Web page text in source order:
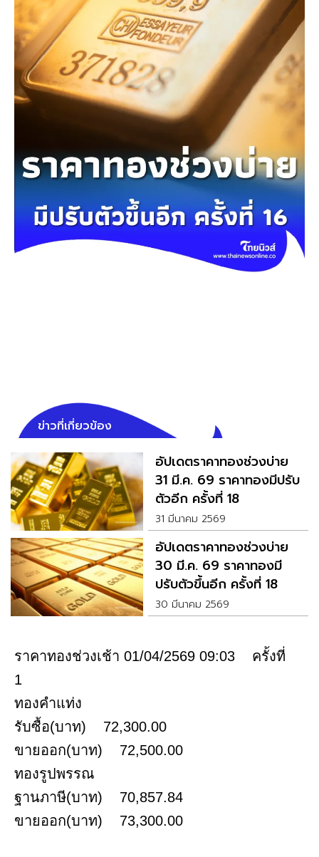
ข่าวที่เกี่ยวข้อง
อัปเดตราคาทองช่วงบ่าย
31 มี.ค. 69 ราคาทองมีปรับ
ตัวอีก ครั้งที่ 18
31 มีนาคม 2569
อัปเดตราคาทองช่วงบ่าย
30 มี.ค. 69 ราคาทองมี
ปรับตัวขึ้นอีก ครั้งที่ 18
30 มีนาคม 2569
ราคาทองช่วงเช้า 01/04/2569 09:03 ครั้งที่
1
ทองคำแท่ง
รับซื้อ(บาท) 72,300.00
ขายออก(บาท) 72,500.00
ทองรูปพรรณ
ฐานภาษี(บาท) 70,857.84
ขายออก(บาท) 73,300.00